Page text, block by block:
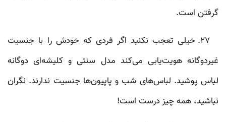
گرفتن است.
۲۷. خیلی تعجب نکنید اگر فردی که خودش را با جنسیت
غیردوگانه هویت‌یابی می‌کند مدل سنتی و کلیشه‌ای دوگانه
لباس پوشید. لباس‌های شب و پاپیون‌ها جنسیت ندارند. نگران
نباشید، همه چیز درست است!